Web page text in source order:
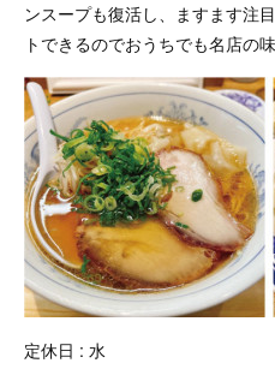
ンスープも復活し、ますます注
トできるのでおうちでも名店の
定休日 : 水